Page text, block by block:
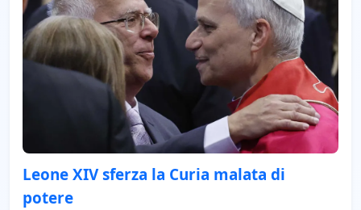
Leone XIV sferza la Curia malata di
potere